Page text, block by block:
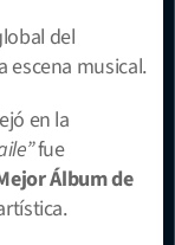
del
escena musical.
en la
fue
Álbum de